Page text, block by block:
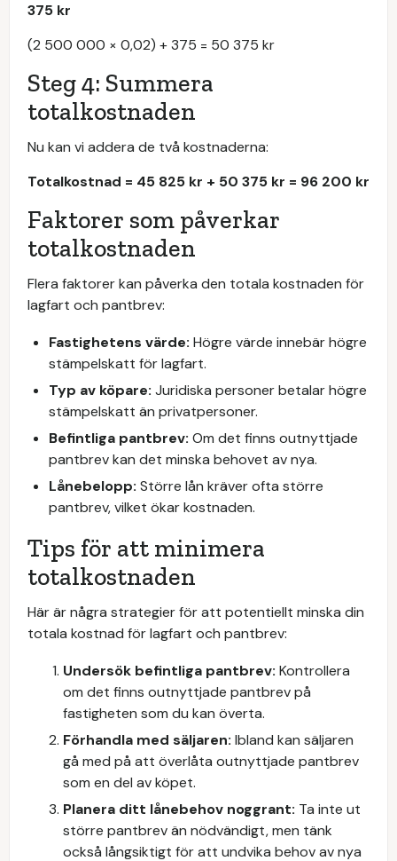
375 kr
(2 500 000 × 0,02) + 375 = 50 375 kr
Steg 4: Summera
totalkostnaden
Nu kan vi addera de två kostnaderna:
Totalkostnad = 45 825 kr + 50 375 kr = 96 200 kr
Faktorer som påverkar
totalkostnaden
Flera faktorer kan påverka den totala kostnaden för
lagfart och pantbrev:
Fastighetens värde: Högre värde innebär högre
stämpelskatt för lagfart.
Typ av köpare: Juridiska personer betalar högre
stämpelskatt än privatpersoner.
Befintliga pantbrev: Om det finns outnyttjade
pantbrev kan det minska behovet av nya.
Lånebelopp: Större lån kräver ofta större
pantbrev, vilket ökar kostnaden.
Tips för att minimera
totalkostnaden
Här är några strategier för att potentiellt minska din
totala kostnad för lagfart och pantbrev:
Undersök befintliga pantbrev: Kontrollera
om det finns outnyttjade pantbrev på
fastigheten som du kan överta.
Förhandla med säljaren: Ibland kan säljaren
gå med på att överlåta outnyttjade pantbrev
som en del av köpet.
Planera ditt lånebehov noggrant: Ta inte ut
större pantbrev än nödvändigt, men tänk
också långsiktigt för att undvika behov av nya